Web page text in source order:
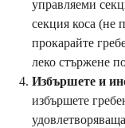
управляеми
секция коса (не
прокарайте
леко стържене
Избършете и
избършете